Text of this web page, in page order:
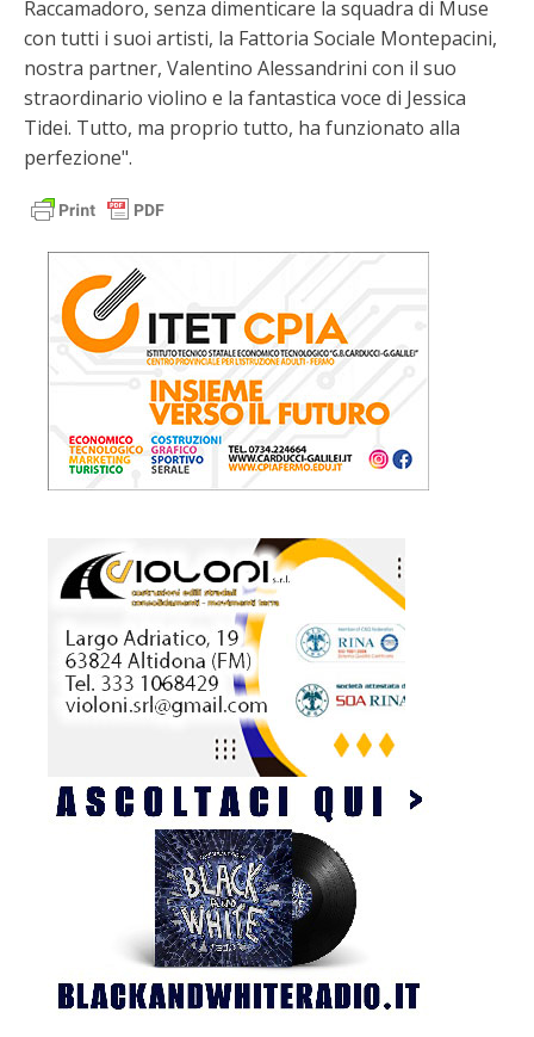
Raccamadoro, senza dimenticare la squadra di Muse
con tutti i suoi artisti, la Fattoria Sociale Montepacini,
nostra partner, Valentino Alessandrini con il suo
straordinario violino e la fantastica voce di Jessica
Tidei. Tutto, ma proprio tutto, ha funzionato alla
perfezione".